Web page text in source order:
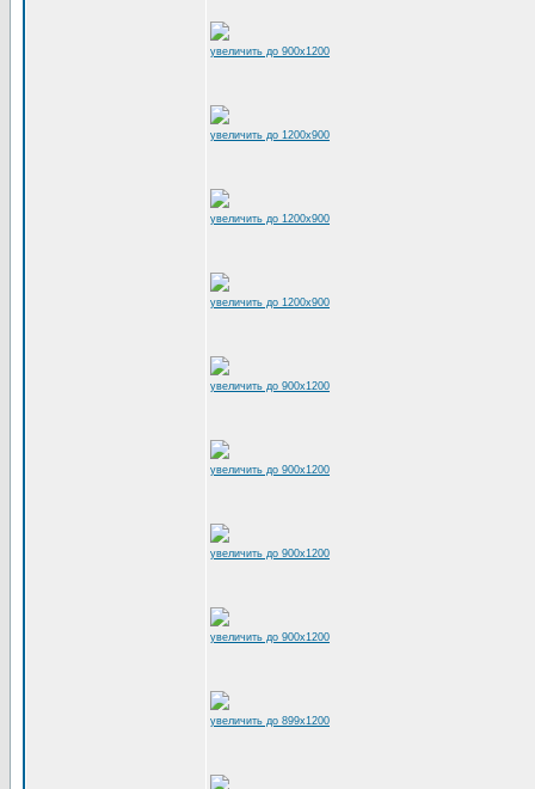
увеличить до 900x1200
увеличить до 1200x900
увеличить до 1200x900
увеличить до 1200x900
увеличить до 900x1200
увеличить до 900x1200
увеличить до 900x1200
увеличить до 900x1200
увеличить до 899x1200